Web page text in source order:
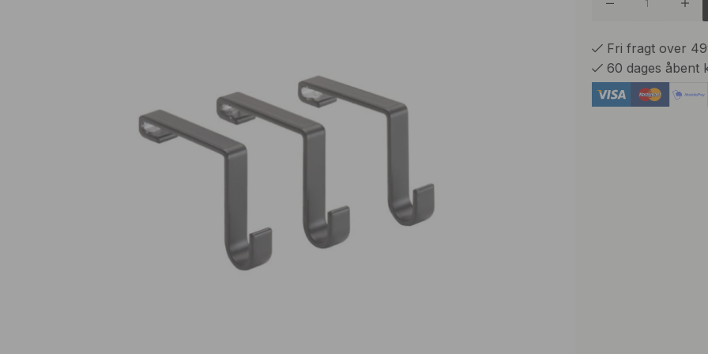
Fri fragt over
60 dages åbent